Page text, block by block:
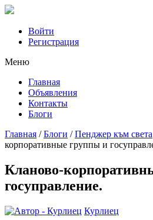
Войти
Регистрация
Mеню
Главная
Объявления
Контакты
Блоги
Главная /Блоги /Пенджер към света
корпоративные группы и
Кланово-
госуправление.
Курлиец